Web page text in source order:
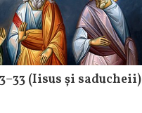
(Iisus și saducheii)